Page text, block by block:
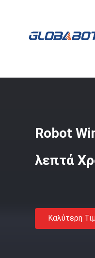
Robot
λεπτά
Καλύτερη